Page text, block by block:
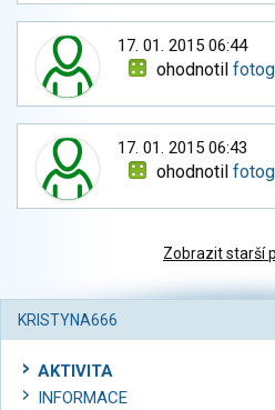
17. 01. 2015 06:44
ohodnotil
17. 01. 2015 06:43
ohodnotil
Zobrazit starší
KRISTYNA666
AKTIVITA
INFORMACE